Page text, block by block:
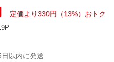
定価より330円（13%）おトク
以内に発送